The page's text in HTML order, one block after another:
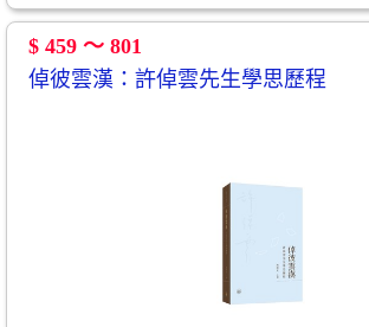
$ 459 ～ 801
倬彼雲漢：許倬雲先生學思歷程